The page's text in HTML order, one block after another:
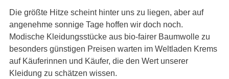
Die größte Hitze scheint hinter uns zu liegen, aber auf
angenehme sonnige Tage hoffen wir doch noch.
Modische Kleidungsstücke aus bio-fairer Baumwolle zu
besonders günstigen Preisen warten im Weltladen Krems
auf Käuferinnen und Käufer, die den Wert unserer
Kleidung zu schätzen wissen.